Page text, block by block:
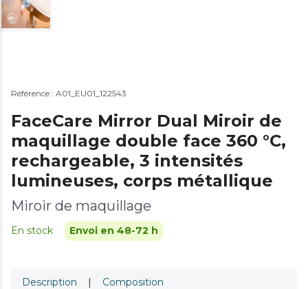
Référence : A01_EU01_122543
FaceCare Mirror Dual Miroir de
maquillage double face 360 °C,
rechargeable, 3 intensités
lumineuses, corps métallique
Miroir de maquillage
En stock Envoi en 48-72 h
Description | Composition